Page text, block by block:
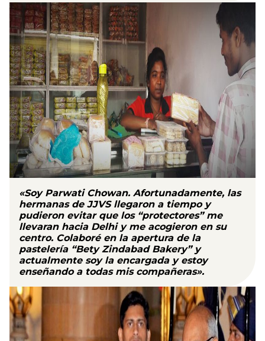
«Soy Parwati Chowan. Afortunadamente, las
hermanas de JJVS llegaron a tiempo y
pudieron evitar que los “protectores” me
llevaran hacia Delhi y me acogieron en su
centro. Colaboré en la apertura de la
pastelería “Bety Zindabad Bakery” y
actualmente soy la encargada y estoy
enseñando a todas mis compañeras».